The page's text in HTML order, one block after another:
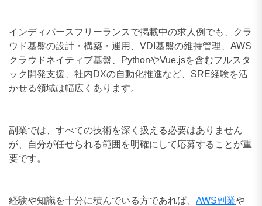
インディバースフリーランスで掲載中の求人例でも、クラ
ウド基盤の設計・構築・運用、VDI基盤の維持管理、AWS
クラウドネイティブ基盤、PythonやVue.jsを含むフルスタ
ック開発支援、社内DXの自動化推進など、SRE経験を活
かせる領域は幅広くあります。
副業では、すべての技術を深く扱える必要はありません
が、自分が任せられる範囲を明確にして応募することが重
要です。
経験や知識を十分に積んでいる方であれば、 AWS副業や